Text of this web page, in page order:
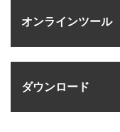
オンラインツール
ダウンロード